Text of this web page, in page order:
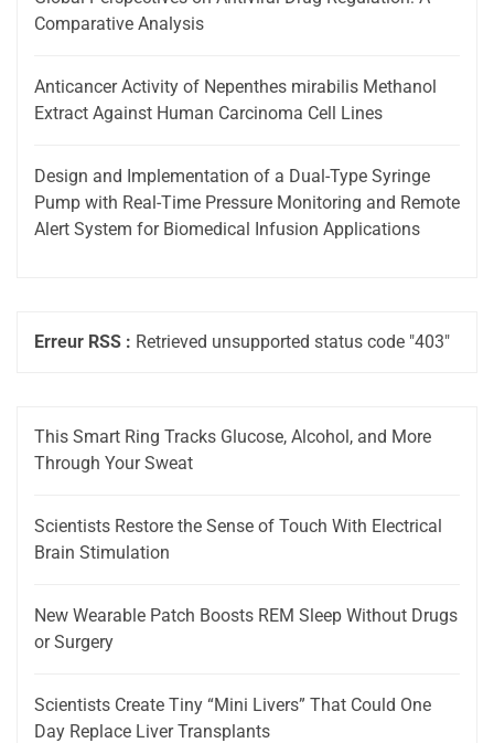
Comparative Analysis
Anticancer Activity of Nepenthes mirabilis Methanol
Extract Against Human Carcinoma Cell Lines
Design and Implementation of a Dual-Type Syringe
Pump with Real-Time Pressure Monitoring and Remote
Alert System for Biomedical Infusion Applications
Erreur RSS : Retrieved unsupported status code "403"
This Smart Ring Tracks Glucose, Alcohol, and More
Through Your Sweat
Scientists Restore the Sense of Touch With Electrical
Brain Stimulation
New Wearable Patch Boosts REM Sleep Without Drugs
or Surgery
Scientists Create Tiny “Mini Livers” That Could One
Day Replace Liver Transplants